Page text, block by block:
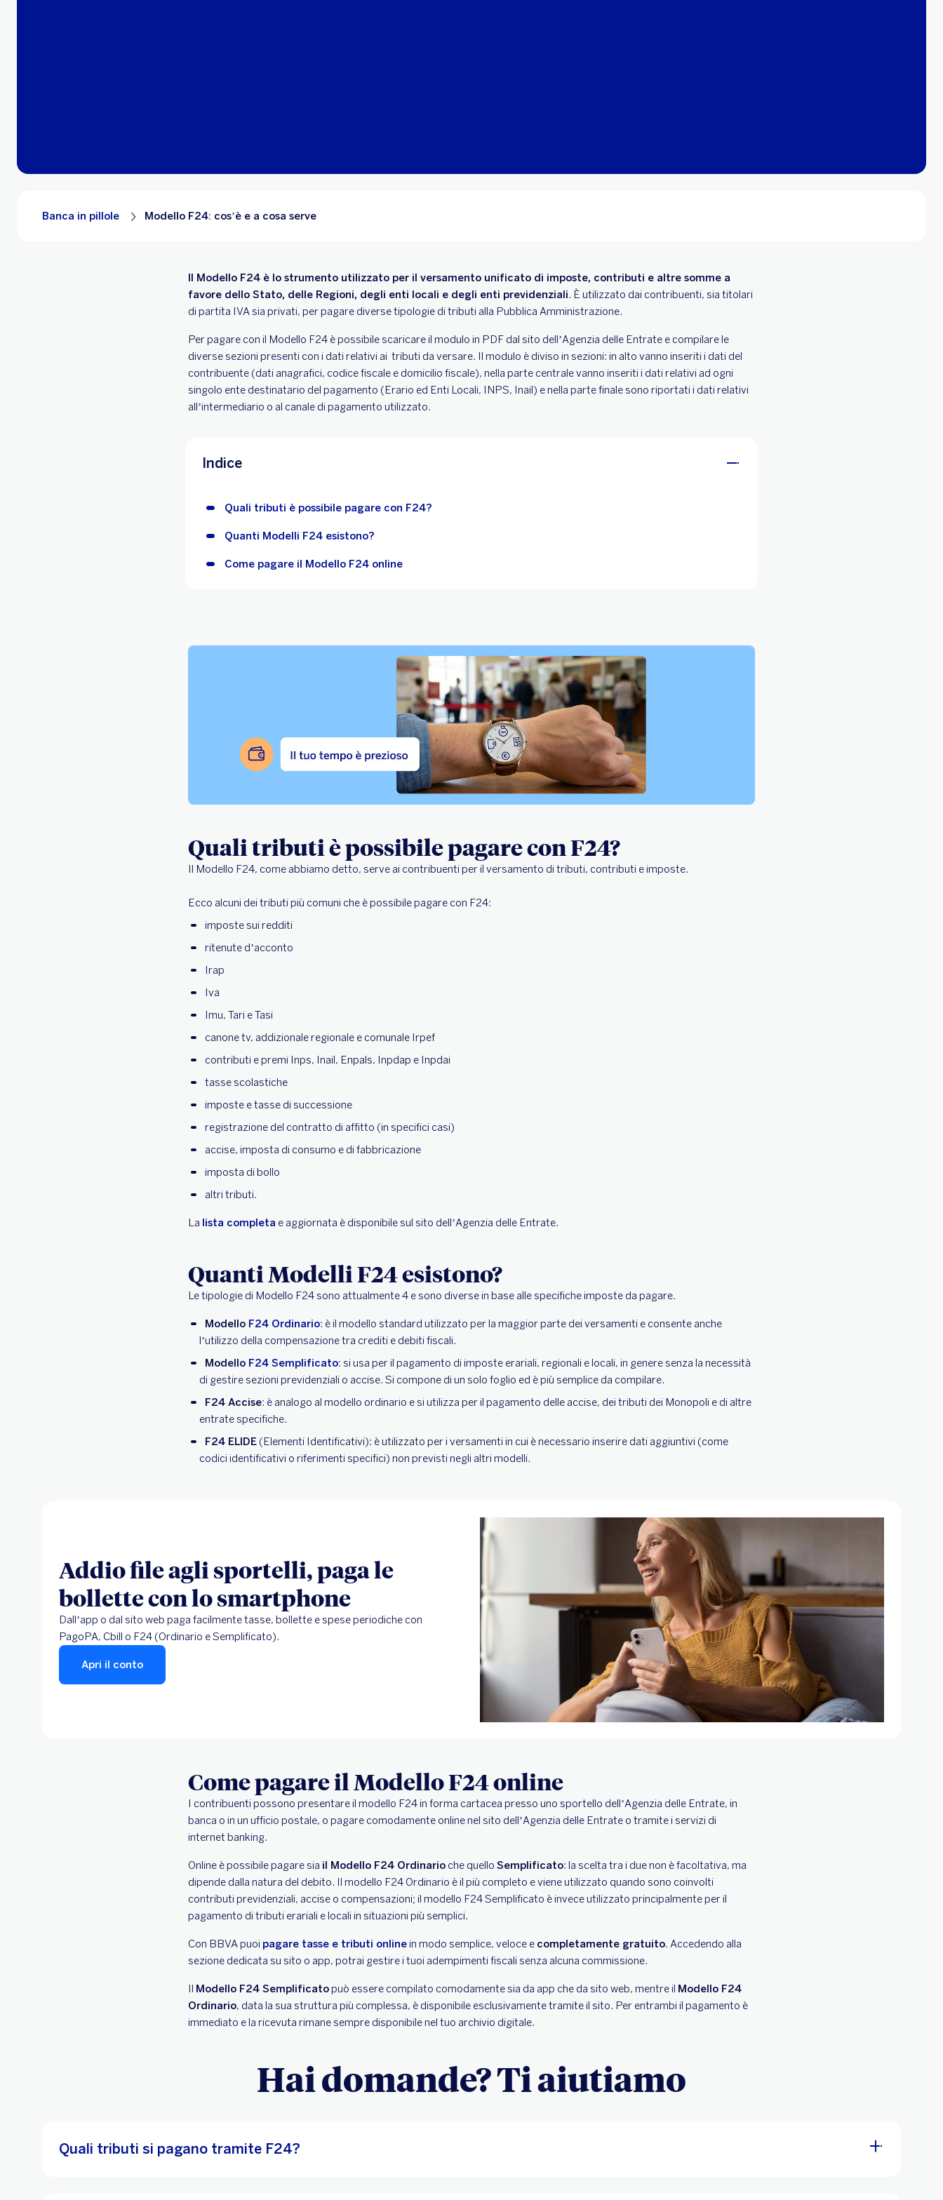
Banca in pillole Modello F24: cos’è e a cosa serve
Il Modello F24 è lo strumento utilizzato per il versamento unificato di imposte, contributi e altre somme a
favore dello Stato, delle Regioni, degli enti locali e degli enti previdenziali. È utilizzato dai contribuenti, sia titolari
di partita IVA sia privati, per pagare diverse tipologie di tributi alla Pubblica Amministrazione.
Per pagare con il Modello F24 è possibile scaricare il modulo in PDF dal sito dell’Agenzia delle Entrate e compilare le
diverse sezioni presenti con i dati relativi ai tributi da versare. Il modulo è diviso in sezioni: in alto vanno inseriti i dati del
contribuente (dati anagrafici, codice fiscale e domicilio fiscale), nella parte centrale vanno inseriti i dati relativi ad ogni
singolo ente destinatario del pagamento (Erario ed Enti Locali, INPS, Inail) e nella parte finale sono riportati i dati relativi
all’intermediario o al canale di pagamento utilizzato.
Indice
Quali tributi è possibile pagare con F24?
Quanti Modelli F24 esistono?
Come pagare il Modello F24 online
Quali tributi è possibile pagare con F24?
Il Modello F24, come abbiamo detto, serve ai contribuenti per il versamento di tributi, contributi e imposte.
Ecco alcuni dei tributi più comuni che è possibile pagare con F24:
imposte sui redditi
ritenute d’acconto
Irap
Iva
Imu, Tari e Tasi
canone tv, addizionale regionale e comunale Irpef
contributi e premi Inps, Inail, Enpals, Inpdap e Inpdai
tasse scolastiche
imposte e tasse di successione
registrazione del contratto di affitto (in specifici casi)
accise, imposta di consumo e di fabbricazione
imposta di bollo
altri tributi.
La lista completa e aggiornata è disponibile sul sito dell’Agenzia delle Entrate.
Quanti Modelli F24 esistono?
Le tipologie di Modello F24 sono attualmente 4 e sono diverse in base alle specifiche imposte da pagare.
Modello F24 Ordinario: è il modello standard utilizzato per la maggior parte dei versamenti e consente anche
l’utilizzo della compensazione tra crediti e debiti fiscali.
Modello F24 Semplificato: si usa per il pagamento di imposte erariali, regionali e locali, in genere senza la necessità
di gestire sezioni previdenziali o accise. Si compone di un solo foglio ed è più semplice da compilare.
F24 Accise: è analogo al modello ordinario e si utilizza per il pagamento delle accise, dei tributi dei Monopoli e di altre
entrate specifiche.
F24 ELIDE (Elementi Identificativi): è utilizzato per i versamenti in cui è necessario inserire dati aggiuntivi (come
codici identificativi o riferimenti specifici) non previsti negli altri modelli.
Addio file agli sportelli, paga le
bollette con lo smartphone
Dall’app o dal sito web paga facilmente tasse, bollette e spese periodiche con
PagoPA, Cbill o F24 (Ordinario e Semplificato).
Apri il conto
Come pagare il Modello F24 online
I contribuenti possono presentare il modello F24 in forma cartacea presso uno sportello dell’Agenzia delle Entrate, in
banca o in un ufficio postale, o pagare comodamente online nel sito dell’Agenzia delle Entrate o tramite i servizi di
internet banking.
Online è possibile pagare sia il Modello F24 Ordinario che quello Semplificato: la scelta tra i due non è facoltativa, ma
dipende dalla natura del debito. Il modello F24 Ordinario è il più completo e viene utilizzato quando sono coinvolti
contributi previdenziali, accise o compensazioni; il modello F24 Semplificato è invece utilizzato principalmente per il
pagamento di tributi erariali e locali in situazioni più semplici.
Con BBVA puoi pagare tasse e tributi onlinein modo semplice, veloce e completamente gratuito. Accedendo alla
sezione dedicata su sito o app, potrai gestire i tuoi adempimenti fiscali senza alcuna commissione.
Il Modello F24 Semplificatopuò essere compilato comodamente sia da app che da sito web, mentre il Modello F24
Ordinario, data la sua struttura più complessa, è disponibile esclusivamente tramite il sito. Per entrambi il pagamento è
immediato e la ricevuta rimane sempre disponibile nel tuo archivio digitale.
Hai domande? Ti aiutiamo
Quali tributi si pagano tramite F24?